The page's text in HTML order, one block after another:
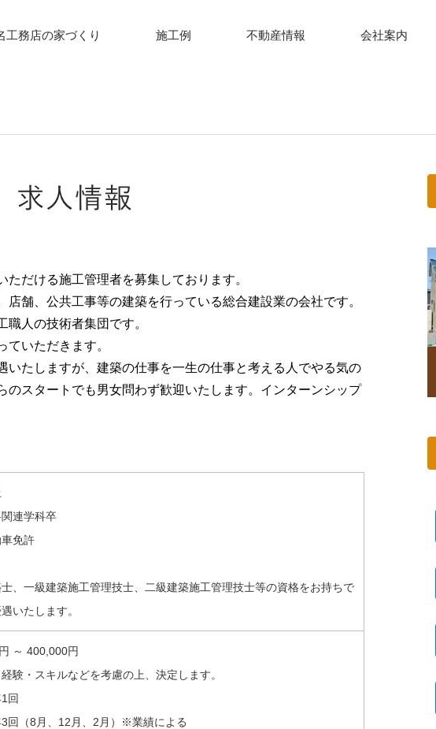
工務店の家づくり 施工例 不動産情報 会社案内
だける施工管理者を募集しております。
舗、公共工事等の建築を行っている総合建設業の会社です。
人の技術者集団です。
いただきます。
いたしますが、建築の仕事を一生の仕事と考える人でやる気の
のスタートでも男女問わず歓迎いたします。インターンシップ
連学科卒
免許
、一級建築施工管理技士、二級建築施工管理技士等の資格をお持ちで
いたします。
～ 400,000円
験・スキルなどを考慮の上、決定します。
回
（8月、12月、2月）※業績による